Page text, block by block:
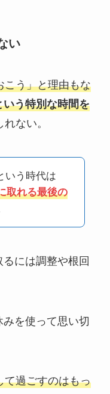
い
こう」と理由もな
いう特別な時間を
ない。
いう時代は
取れる最後の
には調整や根回
を使って思い切
て過ごすのはもっ